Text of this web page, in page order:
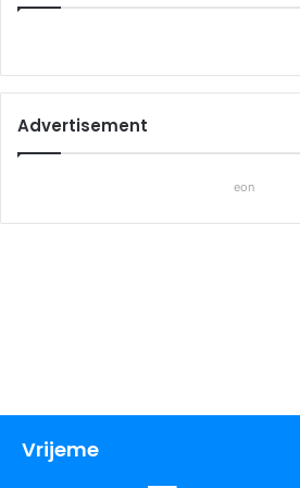
Advertisement
eon
Vrijeme